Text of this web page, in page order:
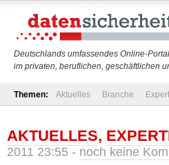
Deutschlands umfassendes Online-
im privaten, beruflichen, geschäftlichen
Themen: Aktuelles Branche
AKTUELLES,
2011 23:55 - noch keine